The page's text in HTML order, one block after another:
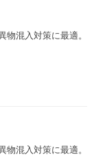
物混入対策に最適。
物混入対策に最適。